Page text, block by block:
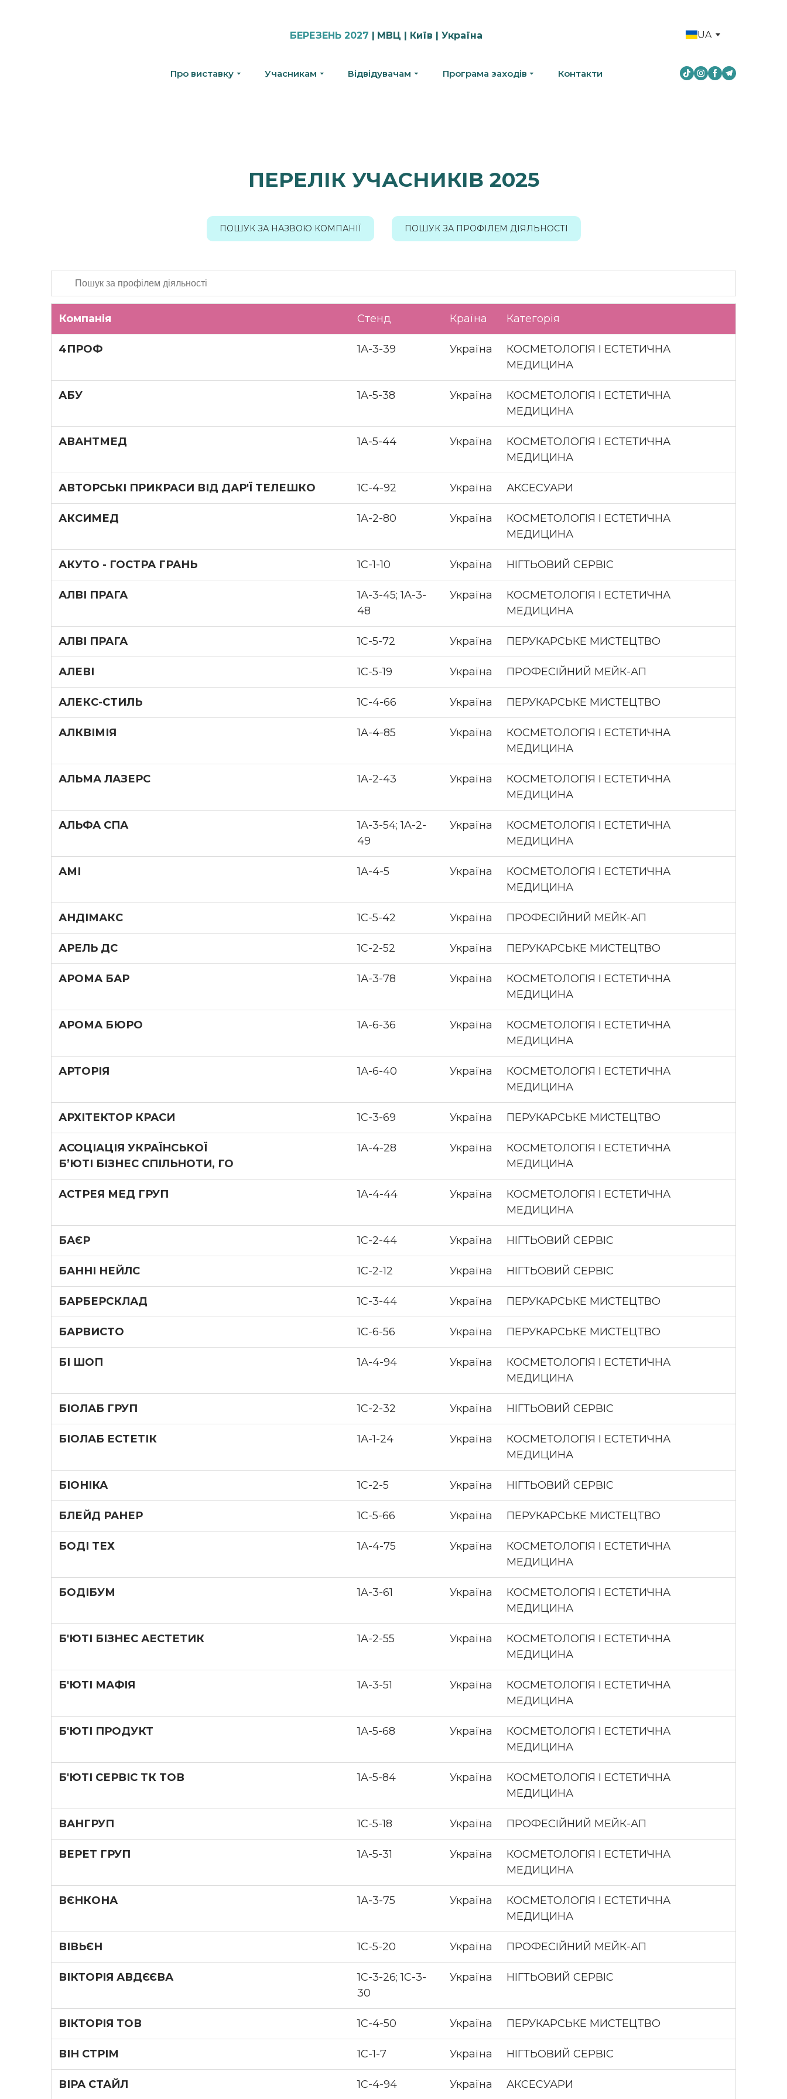
БЕРЕЗЕНЬ 2027 | МВЦ | Київ | Україна
Про виставку Учасникам Відвідувачам Програма заходів Контакти
UA
ПЕРЕЛІК УЧАСНИКІВ 2025
ПОШУК ЗА НАЗВОЮ КОМПАНІЇ ПОШУК ЗА ПРОФІЛЕМ ДІЯЛЬНОСТІ
Компанія Стенд Країна Категорія
4ПРОФ 1А-3-39 Україна
КОСМЕТОЛОГІЯ І ЕСТЕТИЧНА
МЕДИЦИНА
АБУ 1A-5-38 Україна
КОСМЕТОЛОГІЯ І ЕСТЕТИЧНА
МЕДИЦИНА
АВАНТМЕД 1A-5-44 Україна
КОСМЕТОЛОГІЯ І ЕСТЕТИЧНА
МЕДИЦИНА
АВТОРСЬКІ ПРИКРАСИ ВІД ДАР'Ї ТЕЛЕШКО 1С-4-92 Україна АКСЕСУАРИ
АКСИМЕД 1A-2-80 Україна
КОСМЕТОЛОГІЯ І ЕСТЕТИЧНА
МЕДИЦИНА
АКУТО - ГОСТРА ГРАНЬ 1С-1-10 Україна НІГТЬОВИЙ СЕРВІС
АЛВІ ПРАГА
1A-3-45; 1A-3-
48
Україна
КОСМЕТОЛОГІЯ І ЕСТЕТИЧНА
МЕДИЦИНА
АЛВІ ПРАГА 1С-5-72 Україна ПЕРУКАРСЬКЕ МИСТЕЦТВО
АЛЕВІ 1С-5-19 Україна ПРОФЕСІЙНИЙ МЕЙК-АП
АЛЕКС-СТИЛЬ 1С-4-66 Україна ПЕРУКАРСЬКЕ МИСТЕЦТВО
АЛКВІМІЯ 1A-4-85 Україна
КОСМЕТОЛОГІЯ І ЕСТЕТИЧНА
МЕДИЦИНА
АЛЬМА ЛАЗЕРС 1A-2-43 Україна
КОСМЕТОЛОГІЯ І ЕСТЕТИЧНА
МЕДИЦИНА
АЛЬФА СПА
1A-3-54; 1A-2-
49
Україна
КОСМЕТОЛОГІЯ І ЕСТЕТИЧНА
МЕДИЦИНА
АМІ 1A-4-5 Україна
КОСМЕТОЛОГІЯ І ЕСТЕТИЧНА
МЕДИЦИНА
АНДІМАКС 1С-5-42 Україна ПРОФЕСІЙНИЙ МЕЙК-АП
АРЕЛЬ ДС 1С-2-52 Україна ПЕРУКАРСЬКЕ МИСТЕЦТВО
АРОМА БАР 1А-3-78 Україна
КОСМЕТОЛОГІЯ І ЕСТЕТИЧНА
МЕДИЦИНА
АРОМА БЮРО 1A-6-36 Україна
КОСМЕТОЛОГІЯ І ЕСТЕТИЧНА
МЕДИЦИНА
АРТОРІЯ 1А-6-40 Україна
КОСМЕТОЛОГІЯ І ЕСТЕТИЧНА
МЕДИЦИНА
АРХІТЕКТОР КРАСИ 1С-3-69 Україна ПЕРУКАРСЬКЕ МИСТЕЦТВО
АСОЦІАЦІЯ УКРАЇНСЬКОЇ
БʼЮТІ БІЗНЕС СПІЛЬНОТИ, ГО
1A-4-28 Україна
КОСМЕТОЛОГІЯ І ЕСТЕТИЧНА
МЕДИЦИНА
АСТРЕЯ МЕД ГРУП 1A-4-44 Україна
КОСМЕТОЛОГІЯ І ЕСТЕТИЧНА
МЕДИЦИНА
БАЄР 1С-2-44 Україна НІГТЬОВИЙ СЕРВІС
БАННІ НЕЙЛС 1С-2-12 Україна НІГТЬОВИЙ СЕРВІС
БАРБЕРСКЛАД 1С-3-44 Україна ПЕРУКАРСЬКЕ МИСТЕЦТВО
БАРВИСТО 1С-6-56 Україна ПЕРУКАРСЬКЕ МИСТЕЦТВО
БІ ШОП 1А-4-94 Україна
КОСМЕТОЛОГІЯ І ЕСТЕТИЧНА
МЕДИЦИНА
БІОЛАБ ГРУП 1С-2-32 Україна НІГТЬОВИЙ СЕРВІС
БІОЛАБ ЕСТЕТІК 1А-1-24 Україна
КОСМЕТОЛОГІЯ І ЕСТЕТИЧНА
МЕДИЦИНА
БІОНІКА 1С-2-5 Україна НІГТЬОВИЙ СЕРВІС
БЛЕЙД РАНЕР 1С-5-66 Україна ПЕРУКАРСЬКЕ МИСТЕЦТВО
БОДІ ТЕХ 1А-4-75 Україна
КОСМЕТОЛОГІЯ І ЕСТЕТИЧНА
МЕДИЦИНА
БОДІБУМ 1A-3-61 Україна
КОСМЕТОЛОГІЯ І ЕСТЕТИЧНА
МЕДИЦИНА
Б'ЮТІ БІЗНЕС АЕСТЕТИК 1A-2-55 Україна
КОСМЕТОЛОГІЯ І ЕСТЕТИЧНА
МЕДИЦИНА
Б'ЮТІ МАФІЯ 1A-3-51 Україна
КОСМЕТОЛОГІЯ І ЕСТЕТИЧНА
МЕДИЦИНА
Б'ЮТІ ПРОДУКТ 1А-5-68 Україна
КОСМЕТОЛОГІЯ І ЕСТЕТИЧНА
МЕДИЦИНА
Б'ЮТІ СЕРВІС ТК ТОВ 1A-5-84 Україна
КОСМЕТОЛОГІЯ І ЕСТЕТИЧНА
МЕДИЦИНА
ВАНГРУП 1С-5-18 Україна ПРОФЕСІЙНИЙ МЕЙК-АП
ВЕРЕТ ГРУП 1А-5-31 Україна
КОСМЕТОЛОГІЯ І ЕСТЕТИЧНА
МЕДИЦИНА
ВЄНКОНА 1А-3-75 Україна
КОСМЕТОЛОГІЯ І ЕСТЕТИЧНА
МЕДИЦИНА
ВІВЬЄН 1С-5-20 Україна ПРОФЕСІЙНИЙ МЕЙК-АП
ВІКТОРІЯ АВДЄЄВА
1С-3-26; 1С-3-
30
Україна НІГТЬОВИЙ СЕРВІС
ВІКТОРІЯ ТОВ 1С-4-50 Україна ПЕРУКАРСЬКЕ МИСТЕЦТВО
ВІН СТРІМ 1С-1-7 Україна НІГТЬОВИЙ СЕРВІС
ВІРА СТАЙЛ 1С-4-94 Україна АКСЕСУАРИ